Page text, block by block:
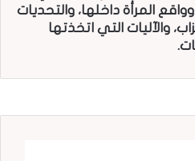
المرأة داخلها، والتحديات
والآليات التي اتخذتها